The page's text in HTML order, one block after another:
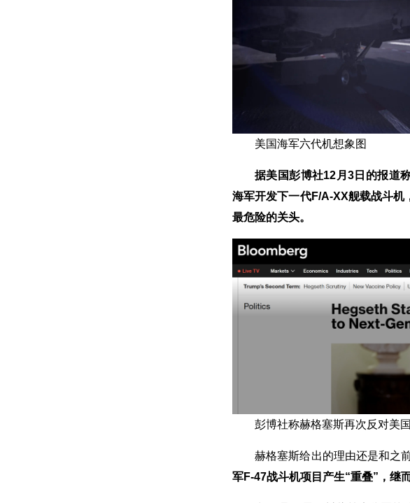
美国海军六代机想象图
据美国彭博社12月3日的报道
海军开发下一代F/A-XX舰载战斗机
最危险的关头。
彭博社称赫格塞斯再次反对美
赫格塞斯给出的理由还是和之
军F-47战斗机项目产生“重叠”，继